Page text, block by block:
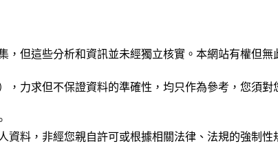
但這些分析和資訊並未經獨立核實。本網站有權但
力求但不保證資料的準確性，均只作為參考，您須對
料，非經您親自許可或根據相關法律、法規的強制性